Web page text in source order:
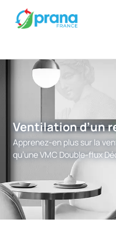
Ventilation d’un
Apprenez-en plus sur la
qu’une VMC Double-flux